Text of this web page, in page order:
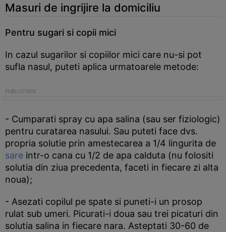
Masuri de ingrijire la domiciliu
Pentru sugari si copii mici
In cazul sugarilor si copiilor mici care nu-si pot
sufla nasul, puteti aplica urmatoarele metode:
- Cumparati spray cu apa salina (sau ser fiziologic)
pentru curatarea nasului. Sau puteti face dvs.
propria solutie prin amestecarea a 1/4 lingurita de
sare intr-o cana cu 1/2 de apa calduta (nu folositi
solutia din ziua precedenta, faceti in fiecare zi alta
noua);
- Asezati copilul pe spate si puneti-i un prosop
rulat sub umeri. Picurati-i doua sau trei picaturi din
solutia salina in fiecare nara. Asteptati 30-60 de